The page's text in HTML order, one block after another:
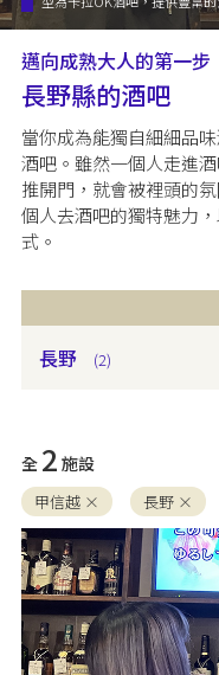
溫暖氛圍的店鋪。店內氣氛
單人或團體使用。音響設備完
聲。
邁向成熟大人的第一步
長野縣的酒吧
當你成為能獨自細細品
酒吧。雖然一個人走進
推開門，就會被裡頭的
個人去酒吧的獨特魅力
式。
長野 (2)
全 2 施設
甲信越 × 長野 ×